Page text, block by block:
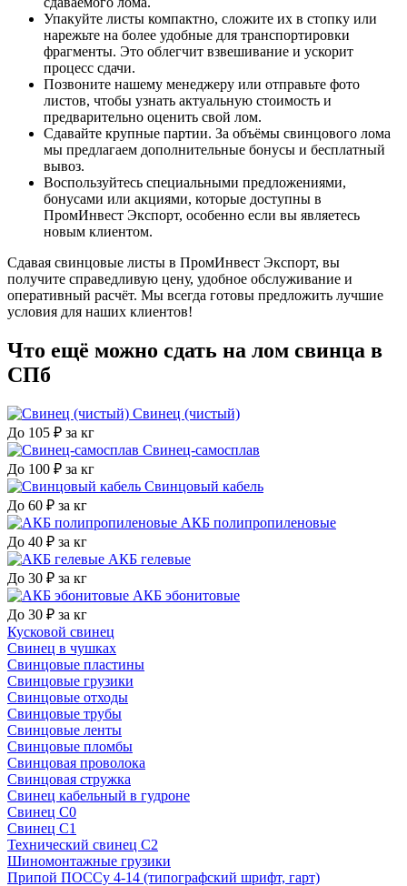
Упакуйте листы компактно, сложите их в стопку или
нарежьте на более удобные для транспортировки
фрагменты. Это облегчит взвешивание и ускорит
процесс сдачи.
Позвоните нашему менеджеру или отправьте фото
листов, чтобы узнать актуальную стоимость и
предварительно оценить свой лом.
Сдавайте крупные партии. За объёмы свинцового лома
мы предлагаем дополнительные бонусы и бесплатный
вывоз.
Воспользуйтесь специальными предложениями,
бонусами или акциями, которые доступны в
ПромИнвест Экспорт, особенно если вы являетесь
новым клиентом.
Сдавая свинцовые листы в ПромИнвест Экспорт, вы
получите справедливую цену, удобное обслуживание и
оперативный расчёт. Мы всегда готовы предложить лучшие
условия для наших клиентов!
Что ещё можно сдать на лом свинца в
СПб
Свинец (чистый)
До 105 ₽ за кг
Свинец-самосплав
До 100 ₽ за кг
Свинцовый кабель
До 60 ₽ за кг
АКБ полипропиленовые
До 40 ₽ за кг
АКБ гелевые
До 30 ₽ за кг
АКБ эбонитовые
До 30 ₽ за кг
Кусковой свинец
Свинец в чушках
Свинцовые пластины
Свинцовые грузики
Свинцовые отходы
Свинцовые трубы
Свинцовые ленты
Свинцовые пломбы
Свинцовая проволока
Свинцовая стружка
Свинец кабельный в гудроне
Свинец С0
Свинец С1
Технический свинец С2
Шиномонтажные грузики
Припой ПОССу 4-14 (типографский шрифт, гарт)